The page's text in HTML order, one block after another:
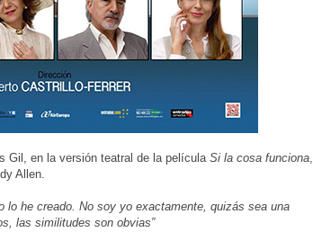
Gil, en la versión teatral de la película Si la cosa funciona,
Allen.
lo he creado. No soy yo exactamente, quizás sea una
las similitudes son obvias”